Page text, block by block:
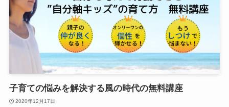
子育ての悩みを解決する風の時代の無料講座
2020年12月17日